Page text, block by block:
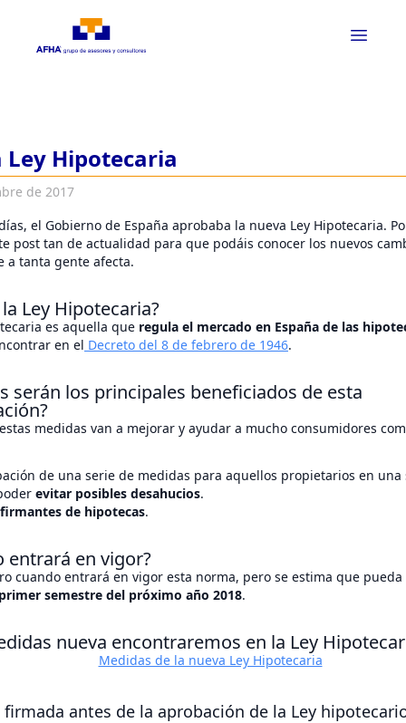
Ley Hipotecaria
de 2017
el Gobierno de España aprobaba la nueva Ley Hipotecaria.
post tan de actualidad para que podáis conocer los nuevos
a tanta gente afecta.
Ley Hipotecaria?
es aquella que regula el mercado en España de las
en el Decreto del 8 de febrero de 1946.
serán los principales beneficiados de esta
medidas van a mejorar y ayudar a mucho consumidores
de una serie de medidas para aquellos propietarios en una
evitar posibles desahucios.
de hipotecas.
entrará en vigor?
cuando entrará en vigor esta norma, pero se estima que pueda
semestre del próximo año 2018.
nueva encontraremos en la Ley
antes de la aprobación de la Ley